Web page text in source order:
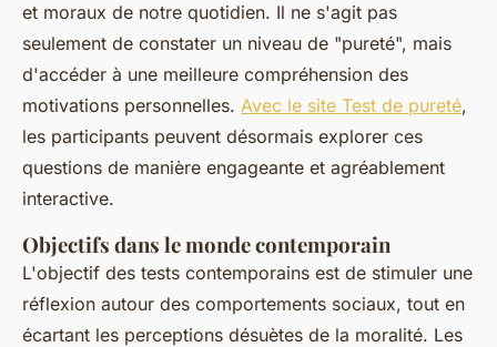
et moraux de notre quotidien. Il ne s'agit pas
seulement de constater un niveau de "pureté", mais
d'accéder à une meilleure compréhension des
motivations personnelles. Avec le site Test de pureté,
les participants peuvent désormais explorer ces
questions de manière engageante et agréablement
interactive.
Objectifs dans le monde contemporain
L'objectif des tests contemporains est de stimuler une
réflexion autour des comportements sociaux, tout en
écartant les perceptions désuètes de la moralité. Les